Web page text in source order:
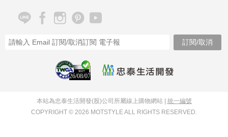
26/08/07
本站為忠泰生活開發(股)公司所屬線上購物網站 | 統一編號
COPYRIGHT © 2026 MOTSTYLE ALL RIGHTS RESERVED.